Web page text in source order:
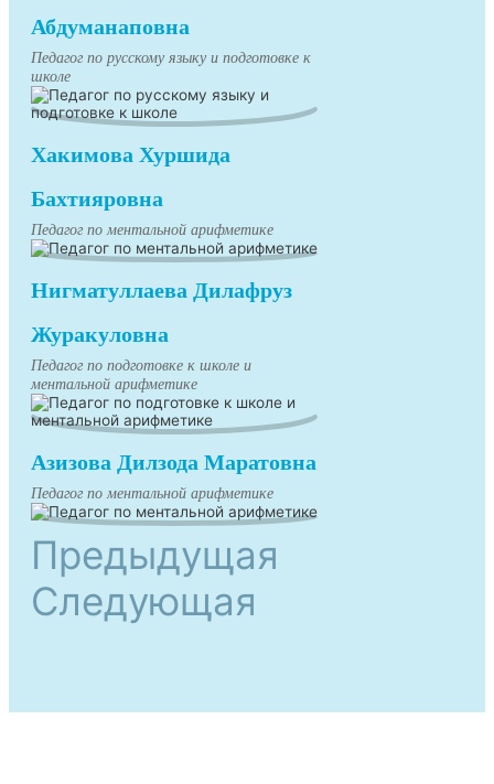
Абдуманаповна
Педагог по русскому языку и подготовке к
школе
Хакимова Хуршида
Бахтияровна
Педагог по ментальной арифметике
Нигматуллаева Дилафруз
Журакуловна
Педагог по подготовке к школе и
ментальной арифметике
Азизова Дилзода Маратовна
Педагог по ментальной арифметике
Предыдущая
Следующая